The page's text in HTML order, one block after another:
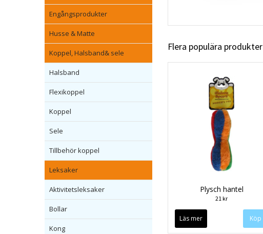
Engångsprodukter
Husse & Matte
Koppel, Halsband& sele
Halsband
Flexikoppel
Koppel
Sele
Tillbehör koppel
Leksaker
Aktivitetsleksaker
Bollar
Kong
Flera populära produkter
Plysch hantel
21 kr
Läs mer